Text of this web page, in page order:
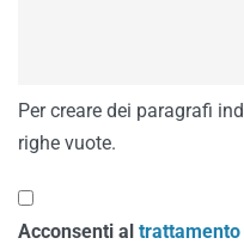
Per creare dei paragrafi
righe vuote.
Acconsenti al